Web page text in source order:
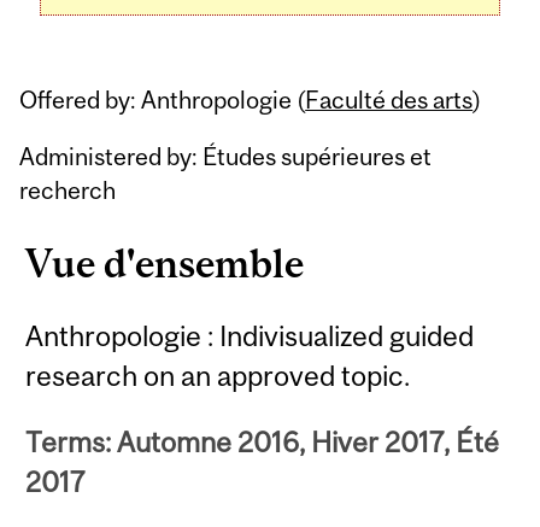
Offered by: Anthropologie (Faculté des arts)
Administered by: Études supérieures et
recherch
Vue d'ensemble
Anthropologie : Indivisualized guided
research on an approved topic.
Terms: Automne 2016, Hiver 2017, Été
2017